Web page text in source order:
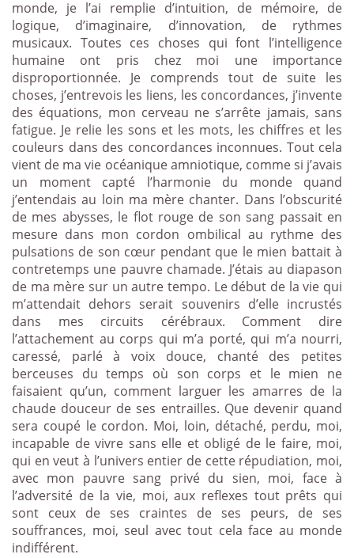
monde, je l’ai remplie d’intuition, de mémoire, de
logique, d’imaginaire, d’innovation, de rythmes
musicaux. Toutes ces choses qui font l’intelligence
humaine ont pris chez moi une importance
disproportionnée. Je comprends tout de suite les
choses, j’entrevois les liens, les concordances, j’invente
des équations, mon cerveau ne s’arrête jamais, sans
fatigue. Je relie les sons et les mots, les chiffres et les
couleurs dans des concordances inconnues. Tout cela
vient de ma vie océanique amniotique, comme si j’avais
un moment capté l’harmonie du monde quand
j’entendais au loin ma mère chanter. Dans l’obscurité
de mes abysses, le flot rouge de son sang passait en
mesure dans mon cordon ombilical au rythme des
pulsations de son cœur pendant que le mien battait à
contretemps une pauvre chamade. J’étais au diapason
de ma mère sur un autre tempo. Le début de la vie qui
m’attendait dehors serait souvenirs d’elle incrustés
dans mes circuits cérébraux. Comment dire
l’attachement au corps qui m’a porté, qui m’a nourri,
caressé, parlé à voix douce, chanté des petites
berceuses du temps où son corps et le mien ne
faisaient qu’un, comment larguer les amarres de la
chaude douceur de ses entrailles. Que devenir quand
sera coupé le cordon. Moi, loin, détaché, perdu, moi,
incapable de vivre sans elle et obligé de le faire, moi,
qui en veut à l’univers entier de cette répudiation, moi,
avec mon pauvre sang privé du sien, moi, face à
l’adversité de la vie, moi, aux reflexes tout prêts qui
sont ceux de ses craintes de ses peurs, de ses
souffrances, moi, seul avec tout cela face au monde
indifférent.